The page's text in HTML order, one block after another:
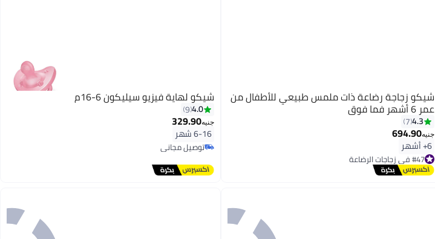
شيكو زجاجة رضاعة ذات ملمس طبيعي للأطفال من
عمر 6 أشهر فما فوق
4.3
7
جنيه694.90
6+ أشهر
#47 في زجاجات الرضاعة
توصيل مجاني
#47 في زجاجات الرضاعة
شيكو لهاية فيزيو سيليكون 6-16م
4.0
9
جنيه329.90
6-16 شهر
توصيل مجاني
توصيل مجاني